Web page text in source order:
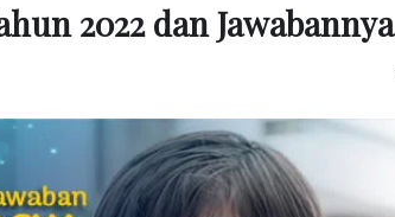
2022 dan Jawabannya